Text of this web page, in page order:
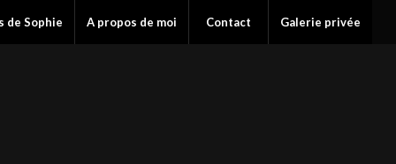
de Sophie A propos de moi Contact Galerie privée